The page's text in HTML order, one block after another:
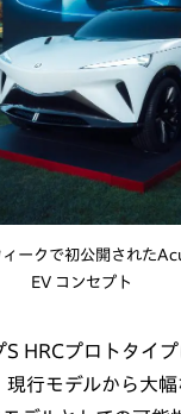
ークで初公開された
EV コンセプト
HRCプロトタイ
現行モデルから大